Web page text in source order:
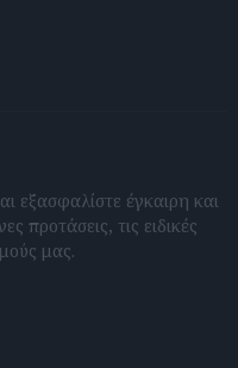
εξασφαλίστε έγκαιρη και
προτάσεις, τις ειδικές
μας.